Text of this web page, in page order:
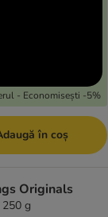
- Economisești -5%
în coș
Originals
g